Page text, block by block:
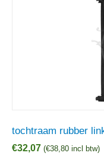
tochtraam rubber
€32,07 (€38,80 incl btw)